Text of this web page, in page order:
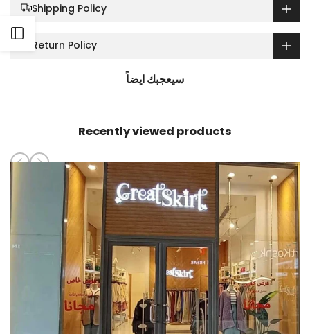
Shipping Policy
Return Policy
سيعجبك ايضاً
Recently viewed products